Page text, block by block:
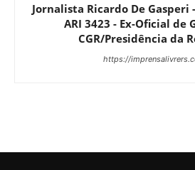
Jornalista Ricardo De Gasperi
ARI 3423 - Ex-Oficial de
CGR/Presidência da
https://